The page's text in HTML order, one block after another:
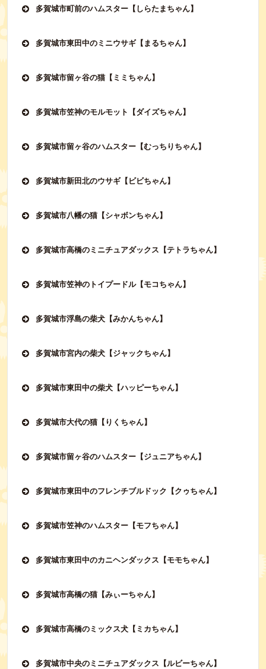
多賀城市町前のハムスター【しらたまちゃん】
多賀城市東田中のミニウサギ【まるちゃん】
多賀城市留ヶ谷の猫【ミミちゃん】
多賀城市笠神のモルモット【ダイズちゃん】
多賀城市留ヶ谷のハムスター【むっちりちゃん】
多賀城市新田北のウサギ【ビビちゃん】
多賀城市八幡の猫【シャボンちゃん】
多賀城市高橋のミニチュアダックス【テトラちゃん】
多賀城市笠神のトイプードル【モコちゃん】
多賀城市浮島の柴犬【みかんちゃん】
多賀城市宮内の柴犬【ジャックちゃん】
多賀城市東田中の柴犬【ハッピーちゃん】
多賀城市大代の猫【りくちゃん】
多賀城市留ヶ谷のハムスター【ジュニアちゃん】
多賀城市東田中のフレンチブルドック【クゥちゃん】
多賀城市笠神のハムスター【モフちゃん】
多賀城市東田中のカニヘンダックス【モモちゃん】
多賀城市高橋の猫【みぃーちゃん】
多賀城市高橋のミックス犬【ミカちゃん】
多賀城市中央のミニチュアダックス【ルビーちゃん】